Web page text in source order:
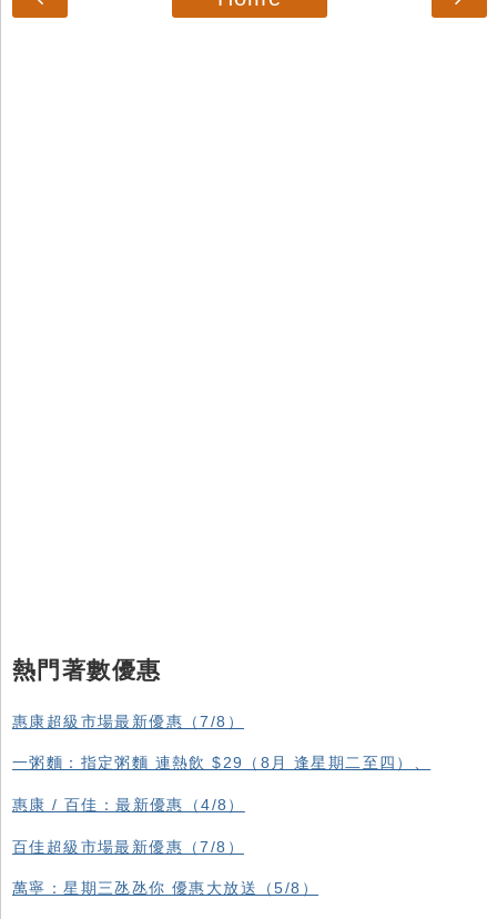
熱門著數優惠
惠康超級市場最新優惠（7/8）
一粥麵：指定粥麵 連熱飲 $29（8月 逢星期二至四）、
惠康 / 百佳：最新優惠（4/8）
百佳超級市場最新優惠（7/8）
萬寧：星期三氹氹你 優惠大放送（5/8）